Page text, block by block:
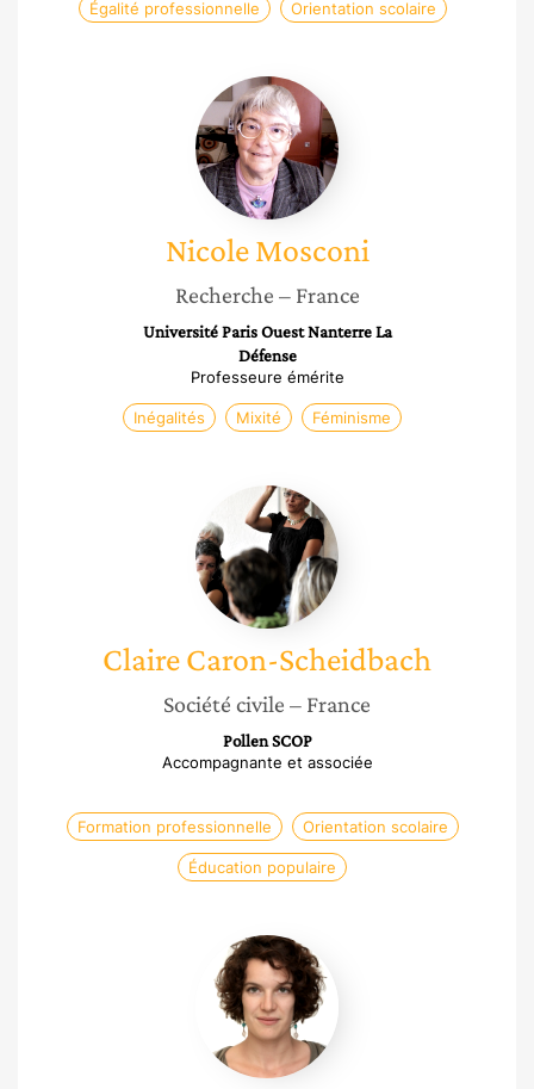
Égalité professionnelle Orientation scolaire
Nicole
Mosconi
Nicole Mosconi
Recherche – France
Université Paris Ouest Nanterre La
Défense
Professeure émérite
Inégalités Mixité Féminisme
Claire
Caron-
Scheidbach
ClaireCaron-Scheidbach
Société civile – France
Pollen SCOP
Accompagnante et associée
Formation professionnelle Orientation scolaire
Éducation populaire
Delphine
Virte